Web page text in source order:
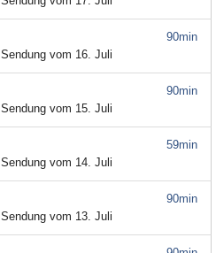
90min
Sendung vom 16. Juli
90min
Sendung vom 15. Juli
59min
Sendung vom 14. Juli
90min
Sendung vom 13. Juli